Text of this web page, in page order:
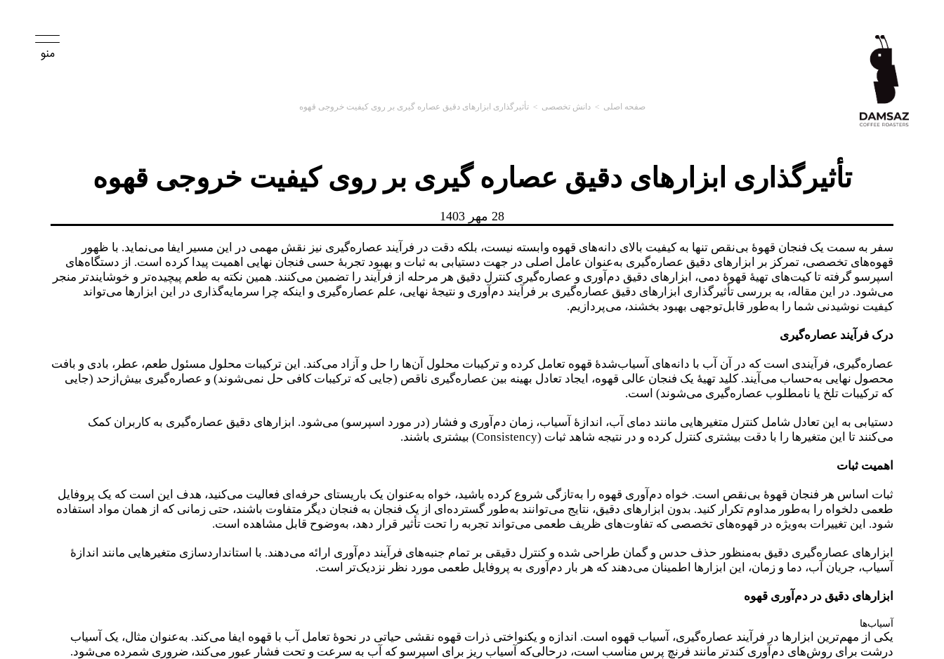
صفحه اصلی > دانش تخصصی > تأثیرگذاری ابزارهای دقیق عصاره گیری بر روی کیفیت خروجی قهوه
تأثیرگذاری ابزارهای دقیق عصاره گیری بر روی کیفیت خروجی قهوه
28 مهر 1403
سفر به سمت یک فنجان قهوهٔ بی‌نقص تنها به کیفیت بالای دانه‌های قهوه وابسته نیست، بلکه دقت در فرآیند عصاره‌گیری نیز نقش مهمی در این مسیر ایفا می‌نماید. با ظهور
قهوه‌های تخصصی، تمرکز بر ابزارهای دقیق عصاره‌گیری به‌عنوان عامل اصلی در جهت دستیابی به ثبات و بهبود تجربهٔ حسی فنجان نهایی اهمیت پیدا کرده است. از دستگاه‌های
اسپرسو گرفته تا کیت‌های تهیهٔ قهوهٔ دمی، ابزارهای دقیق دم‌آوری و عصاره‌گیری کنترل دقیق هر مرحله از فرآیند را تضمین می‌کنند. همین نکته به طعم پیچیده‌تر و خوشایندتر منجر
می‌شود. در این مقاله، به بررسی تأثیرگذاری ابزارهای دقیق عصاره‌گیری بر فرآیند دم‌آوری و نتیجهٔ نهایی، علم عصاره‌گیری و اینکه چرا سرمایه‌گذاری در این ابزارها می‌تواند
کیفیت نوشیدنی شما را به‌طور قابل‌توجهی بهبود بخشند، می‌پردازیم.
درک فرآیند عصاره‌گیری
عصاره‌گیری، فرآیندی است که در آن آب با دانه‌های آسیاب‌شدهٔ قهوه تعامل کرده و ترکیبات محلول آن‌ها را حل و آزاد می‌کند. این ترکیبات محلول مسئول طعم، عطر، بادی و بافت
محصول نهایی به‌حساب می‌آیند. کلید تهیهٔ یک فنجان عالی قهوه، ایجاد تعادل بهینه بین عصاره‌گیری ناقص (جایی که ترکیبات کافی حل نمی‌شوند) و عصاره‌گیری بیش‌ازحد (جایی
که ترکیبات تلخ یا نامطلوب عصاره‌گیری می‌شوند) است.
دستیابی به این تعادل شامل کنترل متغیرهایی مانند دمای آب، اندازهٔ آسیاب، زمان دم‌آوری و فشار (در مورد اسپرسو) می‌شود. ابزارهای دقیق عصاره‌گیری به کاربران کمک
می‌کنند تا این متغیرها را با دقت بیشتری کنترل کرده و در نتیجه شاهد ثبات (Consistency) بیشتری باشند.
اهمیت ثبات
ثبات اساس هر فنجان قهوهٔ بی‌نقص است. خواه دم‌آوری قهوه را به‌تازگی شروع کرده باشید، خواه به‌عنوان یک باریستای حرفه‌ای فعالیت می‌کنید، هدف این است که یک پروفایل
طعمی دلخواه را به‌طور مداوم تکرار کنید. بدون ابزارهای دقیق، نتایج می‌توانند به‌طور گسترده‌ای از یک فنجان به فنجان دیگر متفاوت باشند، حتی زمانی که از همان مواد استفاده
شود. این تغییرات به‌ویژه در قهوه‌های تخصصی که تفاوت‌های ظریف طعمی می‌تواند تجربه را تحت تأثیر قرار دهد، به‌وضوح قابل مشاهده است.
ابزارهای عصاره‌گیری دقیق به‌منظور حذف حدس و گمان طراحی شده‌ و کنترل دقیقی بر تمام جنبه‌های فرآیند دم‌آوری ارائه می‌دهند. با استانداردسازی متغیرهایی مانند اندازهٔ
آسیاب، جریان آب، دما و زمان، این ابزارها اطمینان می‌دهند که هر بار دم‌آوری به پروفایل طعمی مورد نظر نزدیک‌تر است.
ابزارهای دقیق در دم‌آوری قهوه
آسیاب‌ها
یکی از مهم‌ترین ابزارها در فرآیند عصاره‌گیری، آسیاب قهوه است. اندازه و یکنواختی ذرات قهوه نقشی حیاتی در نحوهٔ تعامل آب با قهوه ایفا می‌کند. به‌عنوان مثال، یک آسیاب
درشت برای روش‌های دم‌آوری کندتر مانند فرنچ پرس مناسب است، درحالی‌که آسیاب ریز برای اسپرسو که آب به سرعت و تحت فشار عبور می‌کند، ضروری شمرده می‌شود.